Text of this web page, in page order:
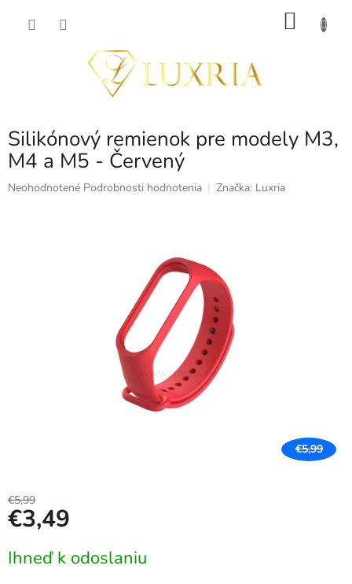
Silikónový remienok pre modely M3,
M4 a M5 - Červený
Priemerné
Neohodnotené Podrobnosti hodnotenia Značka: Luxria
€5,99
€5,99
€3,49
cena:
Ihneď k odoslaniu